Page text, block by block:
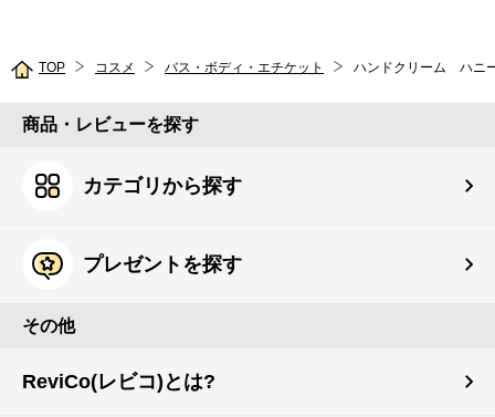
TOP コスメ バス・ボディ・エチケット ハンドクリーム ハニ
商品・レビューを探す
カテゴリから探す
プレゼントを探す
その他
ReviCo(レビコ)とは?